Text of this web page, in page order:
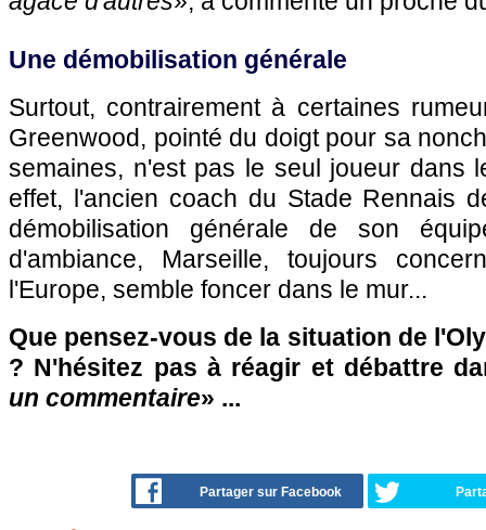
Une démobilisation générale
Surtout, contrairement à certaines
Greenwood, pointé du doigt pour sa
semaines, n'est pas le seul joueur dans
effet, l'ancien coach du Stade Rennais
démobilisation générale de son
d'ambiance, Marseille, toujours
l'Europe, semble foncer dans le mur...
Que pensez-vous de la situation de
? N'hésitez pas à réagir et débattre
un commentaire» ...
Partager sur Facebook